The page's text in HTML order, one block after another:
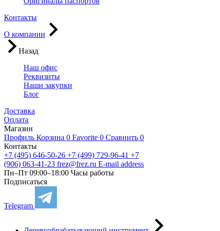
Контакты
О компании
Назад
Наш офис
Реквизиты
Наши закупки
Блог
Доставка
Оплата
Магазин
Профиль Корзина 0 Favorite 0 Сравнить 0
Контакты
+7 (495) 646-50-26 +7 (499) 729-96-41 +7
(906) 063-41-23 frez@frez.ru E-mail address
Пн–Пт 09:00–18:00 Часы работы
Подписаться
Telegram